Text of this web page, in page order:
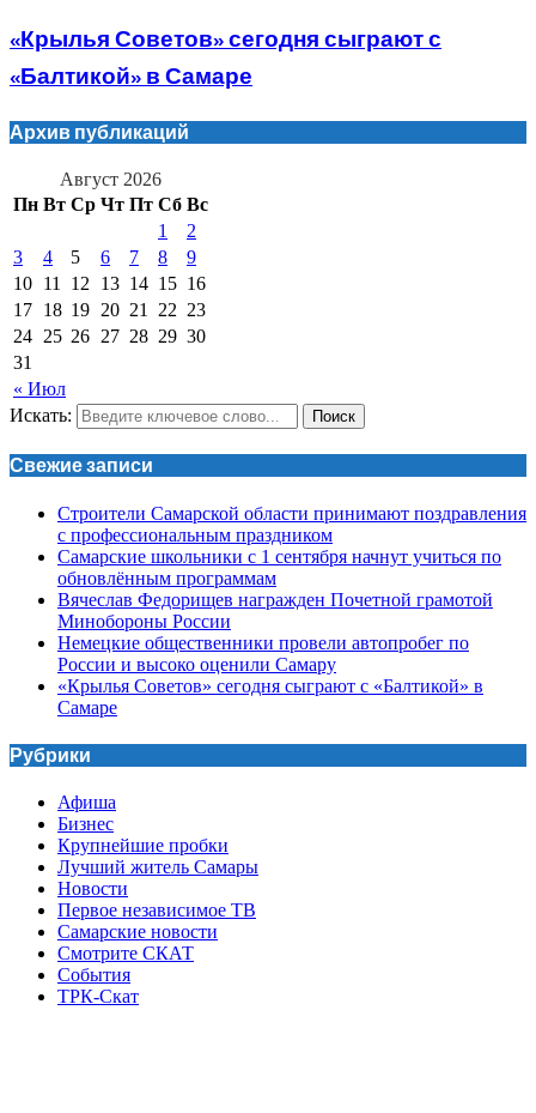
«Крылья Советов» сегодня сыграют с
«Балтикой» в Самаре
Архив публикаций
Август 2026
Пн Вт Ср Чт Пт Сб Вс
« Июл
1
2
3
4 5 6 7 8
9
10 11 12 13 14 15 16
17 18 19 20 21 22 23
24 25 26 27 28 29 30
31
Искать: Поиск
Свежие записи
Строители Самарской области принимают поздравления
с профессиональным праздником
Самарские школьники с 1 сентября начнут учиться по
обновлённым программам
Вячеслав Федорищев награжден Почетной грамотой
Минобороны России
Немецкие общественники провели автопробег по
России и высоко оценили Самару
«Крылья Советов» сегодня сыграют с «Балтикой» в
Самаре
Рубрики
Афиша
Бизнес
Крупнейшие пробки
Лучший житель Самары
Новости
Первое независимое ТВ
Самарские новости
Смотрите СКАТ
События
ТРК-Скат